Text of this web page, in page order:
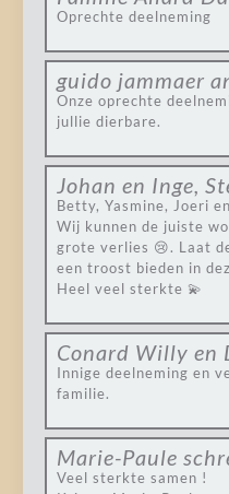
Oprechte deelneming
guido jammaer
Onze oprechte
jullie dierbare.
Johan en Inge,
Betty, Yasmine, Joeri
Wij kunnen de juiste
grote verlies 😢. Laat
een troost bieden in
Heel veel sterkte 💫
Conard Willy en
Innige deelneming en
familie.
Marie-Paule
Veel sterkte samen !